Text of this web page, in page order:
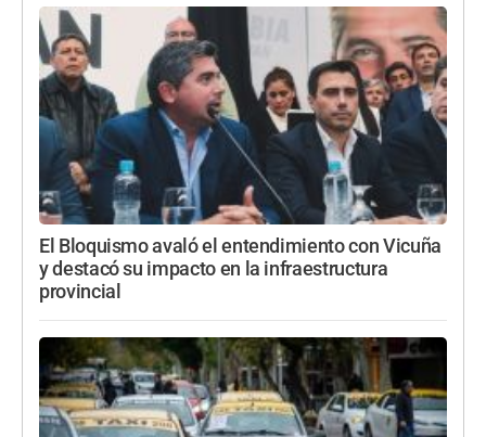
El Bloquismo avaló el entendimiento con Vicuña
y destacó su impacto en la infraestructura
provincial